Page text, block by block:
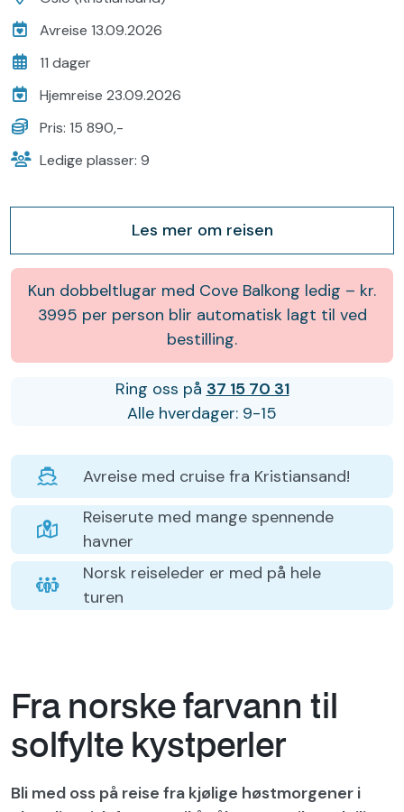
Avreise 13.09.2026
11 dager
Hjemreise 23.09.2026
Pris: 15 890,-
Ledige plasser: 9
Les mer om reisen
Kun dobbeltlugar med Cove Balkong ledig – kr.
3995 per person blir automatisk lagt til ved
bestilling.
Ring oss på 37 15 70 31
Alle hverdager: 9-15
Avreise med cruise fra Kristiansand!
Reiserute med mange spennende
havner
Norsk reiseleder er med på hele
turen
Fra norske farvann til
solfylte kystperler
Bli med oss på reise fra kjølige høstmorgener i